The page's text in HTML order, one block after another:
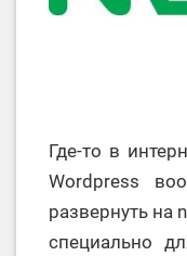
Где-то в
Wordpress
развернуть на
специально